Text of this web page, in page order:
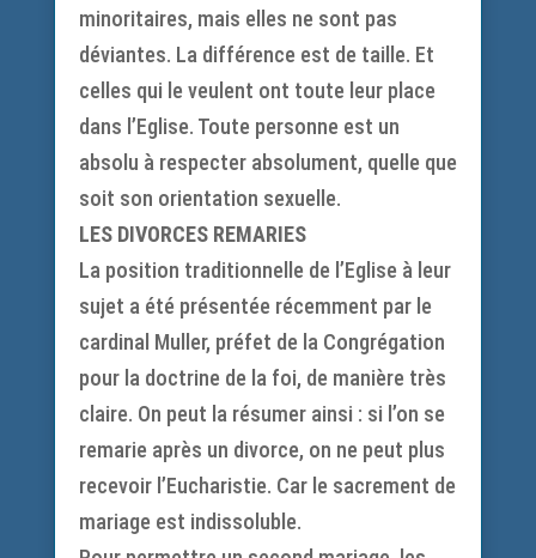
minoritaires, mais elles ne sont pas
déviantes. La différence est de taille. Et
celles qui le veulent ont toute leur place
dans l’Eglise. Toute personne est un
absolu à respecter absolument, quelle que
soit son orientation sexuelle.
LES DIVORCES REMARIES
La position traditionnelle de l’Eglise à leur
sujet a été présentée récemment par le
cardinal Muller, préfet de la Congrégation
pour la doctrine de la foi, de manière très
claire. On peut la résumer ainsi : si l’on se
remarie après un divorce, on ne peut plus
recevoir l’Eucharistie. Car le sacrement de
mariage est indissoluble.